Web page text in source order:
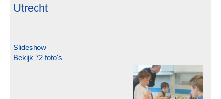
Utrecht
Slideshow
Bekijk 72 foto's